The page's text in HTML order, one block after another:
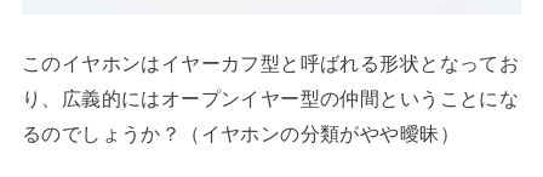
このイヤホンはイヤーカフ型と呼ばれる形状となってお
り、広義的にはオープンイヤー型の仲間ということにな
るのでしょうか？（イヤホンの分類がやや曖昧）